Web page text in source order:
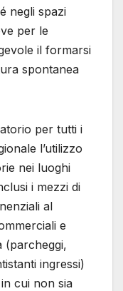
negli spazi
per le
il formarsi
spontanea
per tutti i
l’utilizzo
nei luoghi
i mezzi di
al
e
(parcheggi,
ingressi)
cui non sia